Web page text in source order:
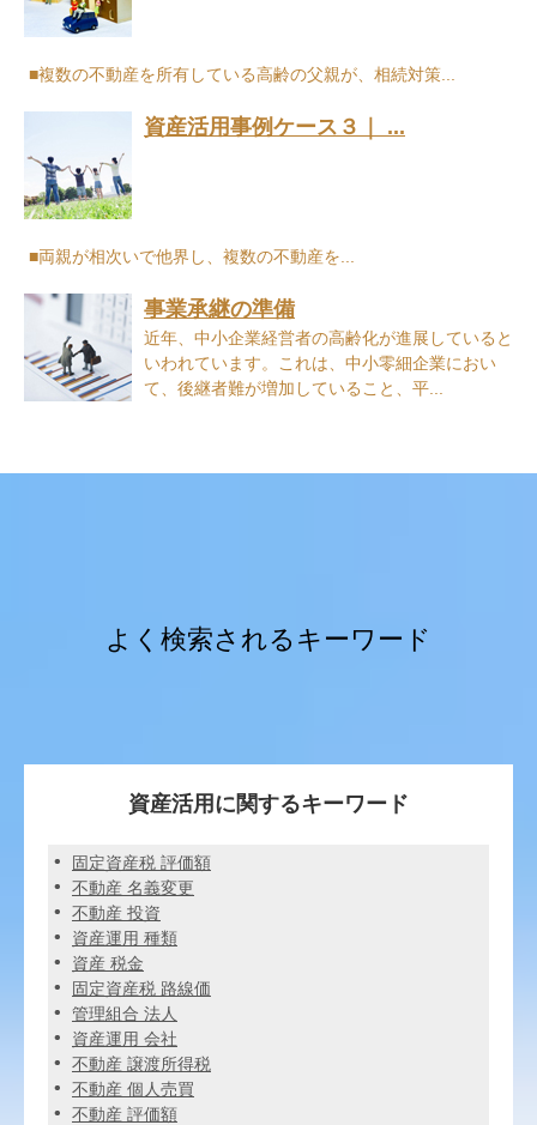
■複数の不動産を所有している高齢の父親が、相続対策...
資産活用事例ケース３｜ ...
■両親が相次いで他界し、複数の不動産を...
事業承継の準備
近年、中小企業経営者の高齢化が進展していると
いわれています。これは、中小零細企業におい
て、後継者難が増加していること、平...
よく検索されるキーワード
資産活用に関するキーワード
固定資産税 評価額
不動産 名義変更
不動産 投資
資産運用 種類
資産 税金
固定資産税 路線価
管理組合 法人
資産運用 会社
不動産 譲渡所得税
不動産 個人売買
不動産 評価額